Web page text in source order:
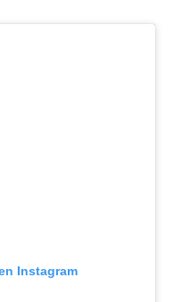
Instagram